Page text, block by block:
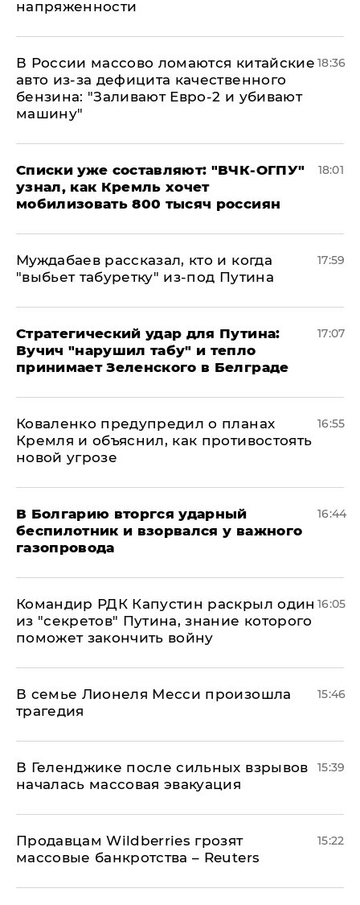
напряженности
В России массово ломаются китайские
авто из-за дефицита качественного
бензина: "Заливают Евро-2 и убивают
машину"
18:36
Списки уже составляют: "ВЧК-ОГПУ"
узнал, как Кремль хочет
мобилизовать 800 тысяч россиян
18:01
Муждабаев рассказал, кто и когда
"выбьет табуретку" из-под Путина
17:59
Стратегический удар для Путина:
Вучич "нарушил табу" и тепло
принимает Зеленского в Белграде
17:07
Коваленко предупредил о планах
Кремля и объяснил, как противостоять
новой угрозе
16:55
В Болгарию вторгся ударный
беспилотник и взорвался у важного
газопровода
16:44
Командир РДК Капустин раскрыл один
из "секретов" Путина, знание которого
поможет закончить войну
16:05
В семье Лионеля Месси произошла
трагедия
15:46
В Геленджике после сильных взрывов
началась массовая эвакуация
15:39
Продавцам Wildberries грозят
массовые банкротства – Reuters
15:22